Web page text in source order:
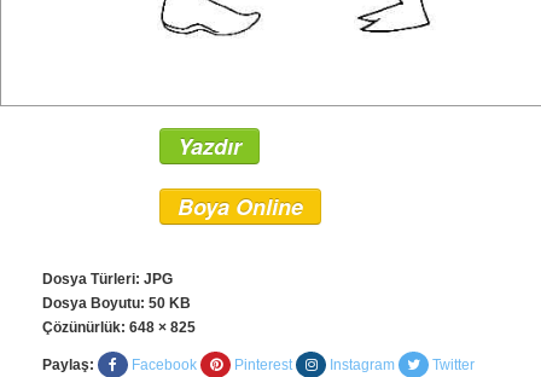
Yazdır
Boya Online
Dosya Türleri: JPG
Dosya Boyutu: 50 KB
Çözünürlük: 648 × 825
Paylaş: Facebook Pinterest Instagram Twitter